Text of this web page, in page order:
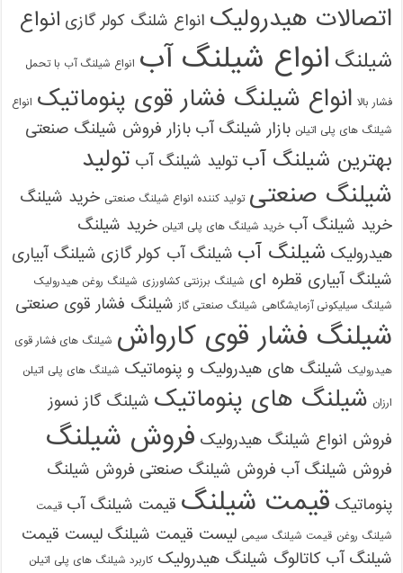
اتصالات هیدرولیک انواع شلنگ کولر گازی انواع
شیلنگ انواع شیلنگ آب انواع شیلنگ آب با تحمل
فشار بالا انواع شیلنگ فشار قوی پنوماتیک انواع
شیلنگ های پلی اتیلن بازار شیلنگ آب بازار فروش شیلنگ صنعتی
بهترین شیلنگ آب تولید شیلنگ آب تولید
شیلنگ صنعتی تولید کننده انواع شیلنگ صنعتی خرید شیلنگ
خرید شیلنگ آب خرید شیلنگ های پلی اتیلن خرید شیلنگ
هیدرولیک شیلنگ آب شیلنگ آب کولر گازی شیلنگ آبیاری
شیلنگ آبیاری قطره ای شیلنگ برزنتی کشاورزی شیلنگ روغن هیدرولیک
شیلنگ سیلیکونی آزمایشگاهی شیلنگ صنعتی گاز شیلنگ فشار قوی صنعتی
شیلنگ فشار قوی کارواش شیلنگ های فشار قوی
هیدرولیک شیلنگ های هیدرولیک و پنوماتیک شیلنگ های پلی اتیلن
ارزان شیلنگ های پنوماتیک شیلنگ گاز نسوز
فروش انواع شیلنگ هیدرولیک فروش شیلنگ
فروش شیلنگ آب فروش شیلنگ صنعتی فروش شیلنگ
پنوماتیک قیمت شیلنگ قیمت شیلنگ آب قیمت
شیلنگ روغن قیمت شیلنگ سیمی لیست قیمت شیلنگ لیست قیمت
شیلنگ آب کاتالوگ شیلنگ هیدرولیک کاربرد شیلنگ های پلی اتیلن